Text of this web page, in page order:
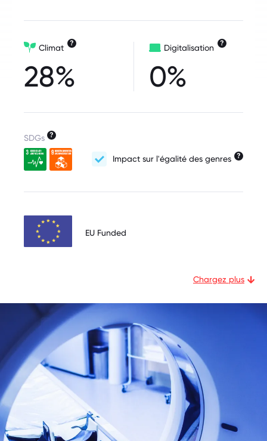
Climat ?
28%
Digitalisation ?
0%
SDGs ?
Impact sur l'égalité des genres ?
EU Funded
Chargez plus